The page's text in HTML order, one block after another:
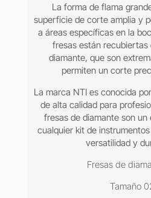
La forma de flama
superficie de corte amplia y
a áreas específicas en la
fresas están
diamante, que son
permiten un corte
La marca NTI es conocida
de alta calidad para
fresas de diamante son
cualquier kit de
versatilidad y
Fresas de
Tamaño